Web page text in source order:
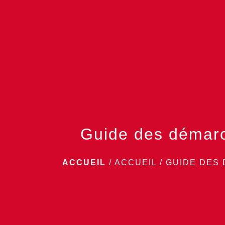
Guide des
ACCUEIL / ACCUEIL / GUIDE DES